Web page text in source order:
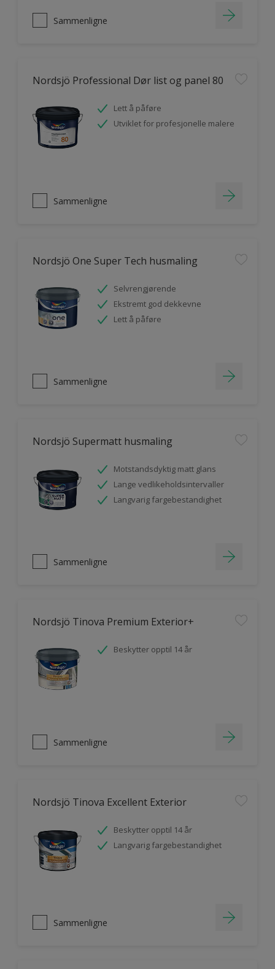
Sammenligne
Nordsjö Professional Dør list og panel 80
Lett å påføre
Utviklet for profesjonelle malere
Sammenligne
Nordsjö One Super Tech husmaling
Selvrengjørende
Ekstremt god dekkevne
Lett å påføre
Sammenligne
Nordsjö Supermatt husmaling
Motstandsdyktig matt glans
Lange vedlikeholdsintervaller
Langvarig fargebestandighet
Sammenligne
Nordsjö Tinova Premium Exterior+
Beskytter opptil 14 år
Sammenligne
Nordsjö Tinova Excellent Exterior
Beskytter opptil 14 år
Langvarig fargebestandighet
Sammenligne